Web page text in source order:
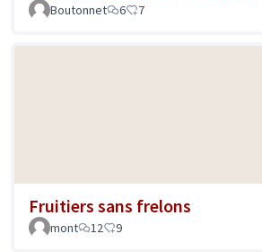
Boutonnet 6 7
Fruitiers sans frelons
mont 12 9